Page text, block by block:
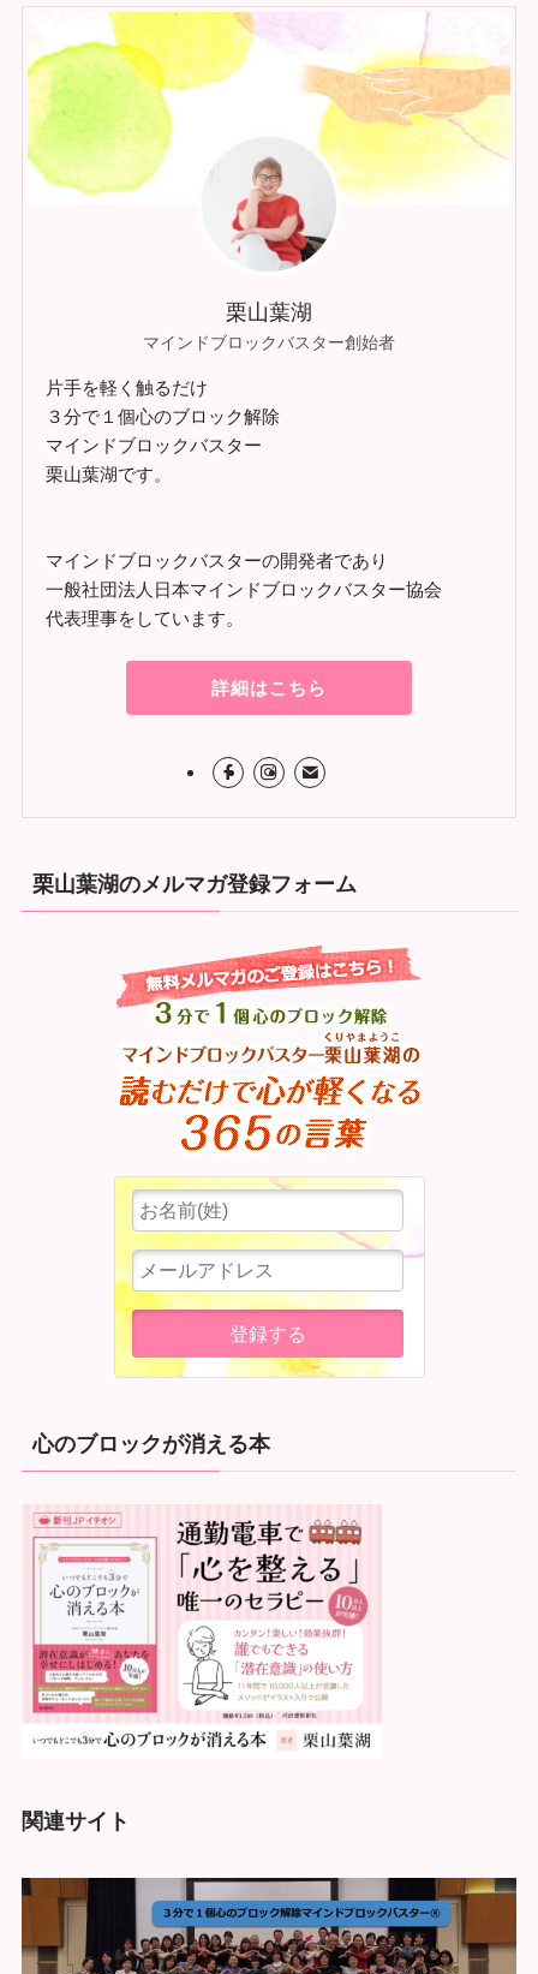
栗山葉湖
マインドブロックバスター創始者
片手を軽く触るだけ
３分で１個心のブロック解除
マインドブロックバスター
栗山葉湖です。
マインドブロックバスターの開発者であり
一般社団法人日本マインドブロックバスター協会
代表理事をしています。
詳細はこちら
栗山葉湖のメルマガ登録フォーム
心のブロックが消える本
関連サイト